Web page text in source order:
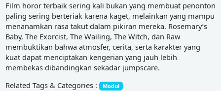
Film horor terbaik sering kali bukan yang membuat penonton
paling sering berteriak karena kaget, melainkan yang mampu
menanamkan rasa takut dalam pikiran mereka. Rosemary’s
Baby, The Exorcist, The Wailing, The Witch, dan Raw
membuktikan bahwa atmosfer, cerita, serta karakter yang
kuat dapat menciptakan kengerian yang jauh lebih
membekas dibandingkan sekadar jumpscare.
Related Tags & Categories :
Modul